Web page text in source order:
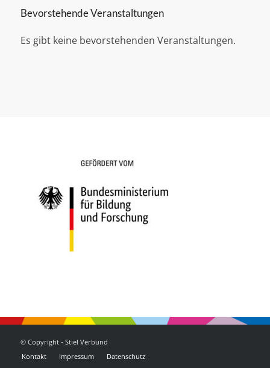
Bevorstehende Veranstaltungen
Es gibt keine bevorstehenden Veranstaltungen.
© Copyright - Stiel Verbund
Kontakt
Impressum Datenschutz